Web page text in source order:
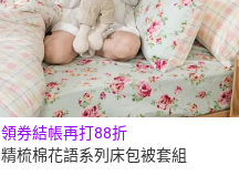
領券結帳再打88折
精梳棉花語系列床包被套組